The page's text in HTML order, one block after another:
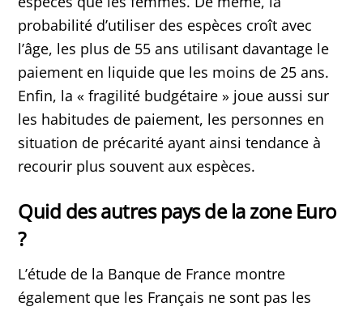
probabilité d’utiliser des espèces croît avec
l’âge, les plus de 55 ans utilisant davantage le
paiement en liquide que les moins de 25 ans.
Enfin, la « fragilité budgétaire » joue aussi sur
les habitudes de paiement, les personnes en
situation de précarité ayant ainsi tendance à
recourir plus souvent aux espèces.
Quid des autres pays de la zone Euro
?
L’étude de la Banque de France montre
également que les Français ne sont pas les